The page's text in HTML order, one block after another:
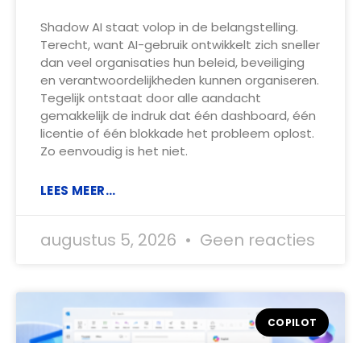
Shadow AI staat volop in de belangstelling.
Terecht, want AI-gebruik ontwikkelt zich sneller
dan veel organisaties hun beleid, beveiliging
en verantwoordelijkheden kunnen organiseren.
Tegelijk ontstaat door alle aandacht
gemakkelijk de indruk dat één dashboard, één
licentie of één blokkade het probleem oplost.
Zo eenvoudig is het niet.
LEES MEER...
augustus 5, 2026 Geen reacties
COPILOT